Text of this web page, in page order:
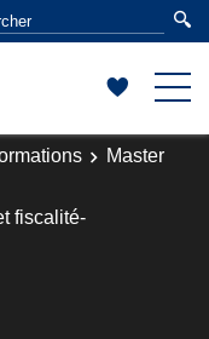
Master
fiscalité-